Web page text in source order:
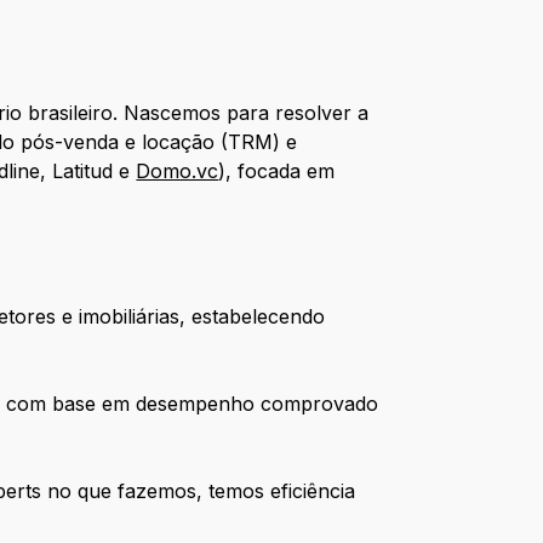
brasileiro. Nascemos para resolver a
pós-venda e locação (TRM) e
Latitud e Domo.vc), focada em
e imobiliárias, estabelecendo
base em desempenho comprovado
no que fazemos, temos eficiência